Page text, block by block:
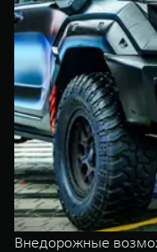
Внедорожные